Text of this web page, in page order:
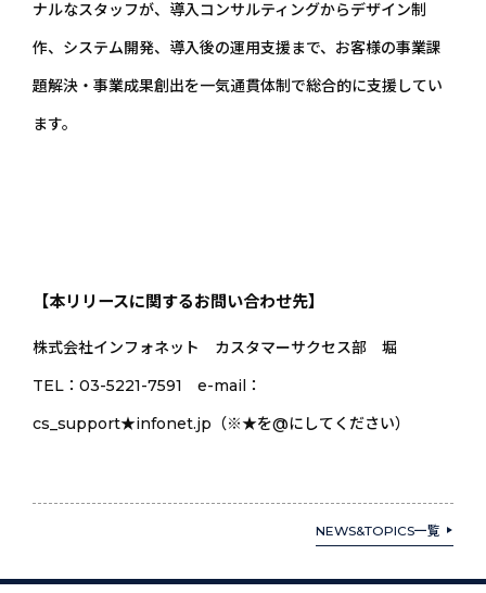
ナルなスタッフが、導入コンサルティングからデザイン制
作、システム開発、導入後の運用支援まで、お客様の事業課
題解決・事業成果創出を一気通貫体制で総合的に支援してい
ます。
【本リリースに関するお問い合わせ先】
株式会社インフォネット カスタマーサクセス部 堀
TEL：03-5221-7591 e-mail：
cs_support★infonet.jp（※★を@にしてください）
NEWS&TOPICS一覧